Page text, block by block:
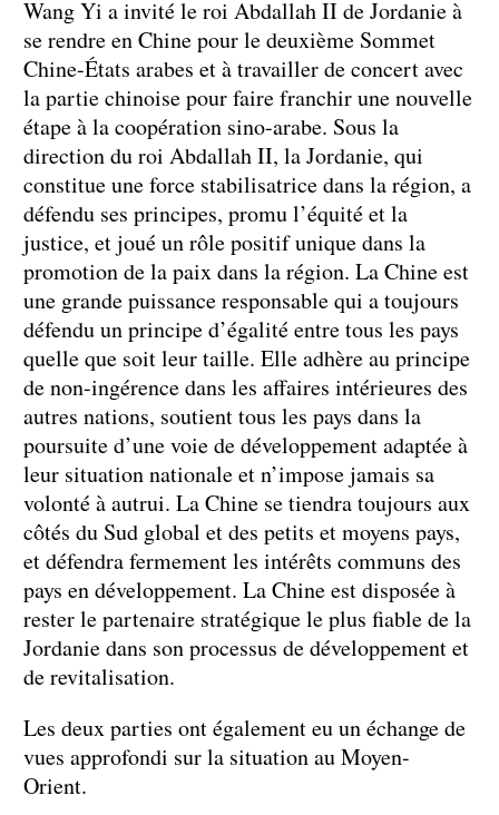
Wang Yi a invité le roi Abdallah II de Jordanie à
se rendre en Chine pour le deuxième Sommet
Chine-États arabes et à travailler de concert avec
la partie chinoise pour faire franchir une nouvelle
étape à la coopération sino-arabe. Sous la
direction du roi Abdallah II, la Jordanie, qui
constitue une force stabilisatrice dans la région, a
défendu ses principes, promu l’équité et la
justice, et joué un rôle positif unique dans la
promotion de la paix dans la région. La Chine est
une grande puissance responsable qui a toujours
défendu un principe d’égalité entre tous les pays
quelle que soit leur taille. Elle adhère au principe
de non-ingérence dans les affaires intérieures des
autres nations, soutient tous les pays dans la
poursuite d’une voie de développement adaptée à
leur situation nationale et n’impose jamais sa
volonté à autrui. La Chine se tiendra toujours aux
côtés du Sud global et des petits et moyens pays,
et défendra fermement les intérêts communs des
pays en développement. La Chine est disposée à
rester le partenaire stratégique le plus fiable de la
Jordanie dans son processus de développement et
de revitalisation.
Les deux parties ont également eu un échange de
vues approfondi sur la situation au Moyen-
Orient.